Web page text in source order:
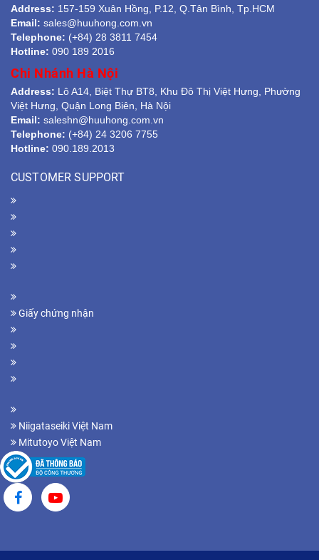
Address: 157-159 Xuân Hồng, P.12, Q.Tân Bình, Tp.HCM
Email: sales@huuhong.com.vn
Telephone: (+84) 28 3811 7454
Hotline: 090 189 2016
Chi Nhánh Hà Nội
Address: Lô A14, Biệt Thự BT8, Khu Đô Thị Việt Hưng, Phường
Việt Hưng, Quận Long Biên, Hà Nội
Email: saleshn@huuhong.com.vn
Telephone: (+84) 24 3206 7755
Hotline: 090.189.2013
CUSTOMER SUPPORT
Giấy chứng nhận
Niigataseiki Việt Nam
Mitutoyo Việt Nam